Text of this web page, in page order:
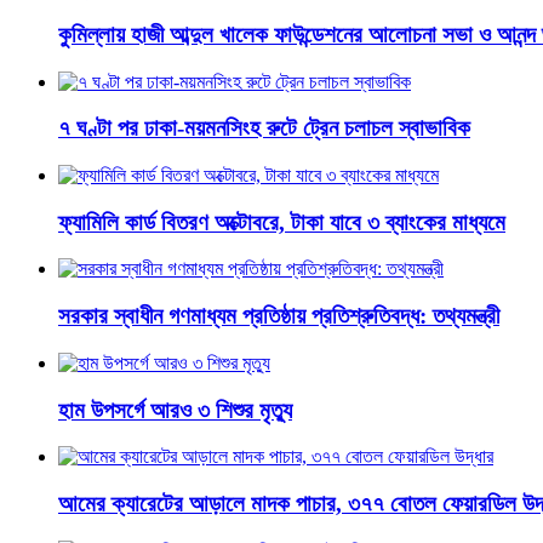
কুমিল্লায় হাজী আব্দুল খালেক ফাউন্ডেশনের আলোচনা সভা ও
৭ ঘণ্টা পর ঢাকা-ময়মনসিংহ রুটে ট্রেন চলাচল স্বাভাবিক
ফ্যামিলি কার্ড বিতরণ অক্টোবরে, টাকা যাবে ৩ ব্যাংকের মাধ্যমে
সরকার স্বাধীন গণমাধ্যম প্রতিষ্ঠায় প্রতিশ্রুতিবদ্ধ: তথ্যমন্ত্রী
হাম উপসর্গে আরও ৩ শিশুর মৃত্যু
আমের ক্যারেটের আড়ালে মাদক পাচার, ৩৭৭ বোতল ফেয়ারডিল